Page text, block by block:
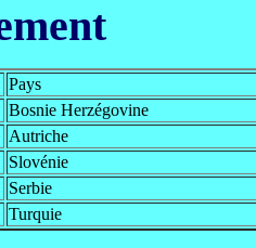
Pays
Bosnie Herzégovine
Autriche
Slovénie
Serbie
Turquie